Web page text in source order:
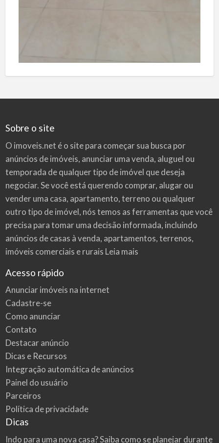
Sobre o site
O imoveis.net é o site para começar sua busca por
anúncios de imóveis, anunciar uma venda, aluguel ou
temporada de qualquer tipo de imóvel que deseja
negociar. Se você está querendo comprar, alugar ou
vender uma casa, apartamento, terreno ou qualquer
outro tipo de imóvel, nós temos as ferramentas que você
precisa para tomar uma decisão informada, incluindo
anúncios de casas à venda, apartamentos, terrenos,
imóveis comerciais e rurais Leia mais
Acesso rápido
Anunciar imóveis na internet
Cadastre-se
Como anunciar
Contato
Destacar anúncio
Dicas e Recursos
Integração automática de anúncios
Painel do usuário
Parceiros
Política de privacidade
Dicas
Indo para uma nova casa? Saiba como se planejar durante